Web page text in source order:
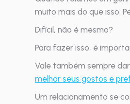
muito mais do que isso.
Difícil, não é mesmo?
Para fazer isso, é
Vale também sempre
melhor seus gostos e
Um relacionamento se